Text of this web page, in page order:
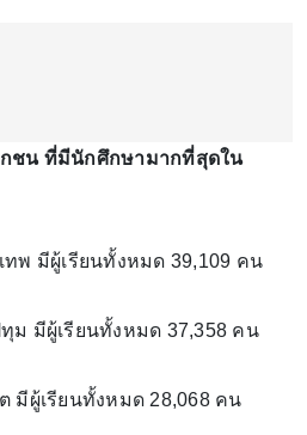
กชน ที่มีนักศึกษามากที่สุดใน
พ มีผู้เรียนทั้งหมด 39,109 คน
ม มีผู้เรียนทั้งหมด 37,358 คน
มีผู้เรียนทั้งหมด 28,068 คน